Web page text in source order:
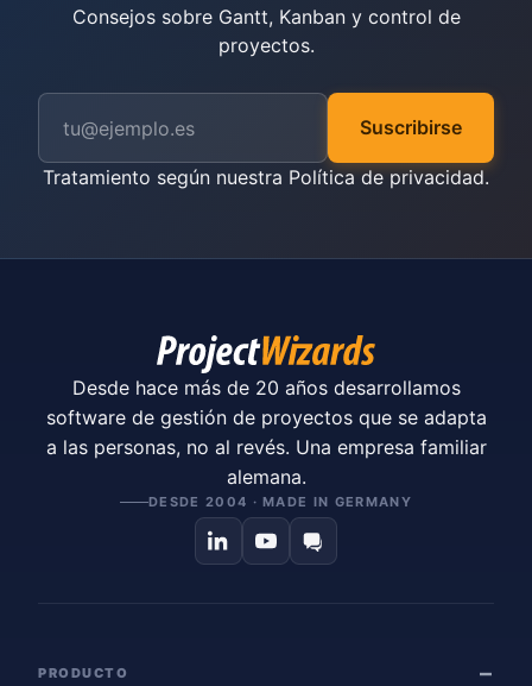
Consejos sobre Gantt, Kanban y control de
proyectos.
Suscribirse
Tratamiento según nuestra Política de privacidad.
Desde hace más de 20 años desarrollamos
software de gestión de proyectos que se adapta
a las personas, no al revés. Una empresa familiar
alemana.
DESDE 2004 · MADE IN GERMANY
PRODUCTO